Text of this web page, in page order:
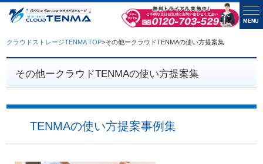
クラウドストレージTENMA TOP>その他ークラウドTENMAの使い方提案集
その他ークラウドTENMAの使い方提案集
TENMAの使い方提案事例集
MENU